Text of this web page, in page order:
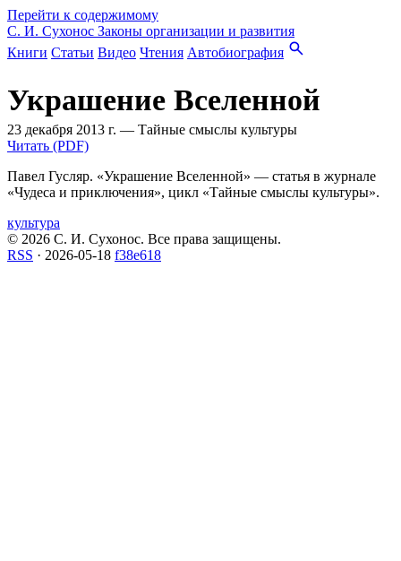
Перейти к содержимому
С. И. Сухонос Законы организации и развития
Книги Статьи Видео Чтения Автобиография
Украшение Вселенной
23 декабря 2013 г. — Тайные смыслы культуры
Читать (PDF)
Павел Гусляр. «Украшение Вселенной» — статья в журнале
«Чудеса и приключения», цикл «Тайные смыслы культуры».
культура
© 2026 С. И. Сухонос. Все права защищены.
RSS · 2026-05-18 f38e618